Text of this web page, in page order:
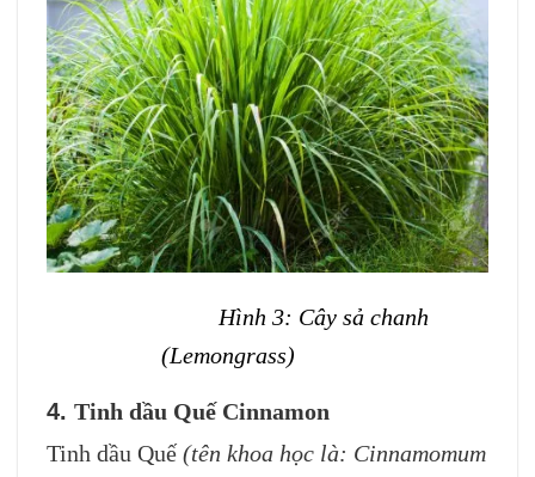
Hình 3: Cây sả chanh
(Lemongrass)
4. Tinh dầu Quế Cinnamon
Tinh dầu Quế (tên khoa học là: Cinnamomum